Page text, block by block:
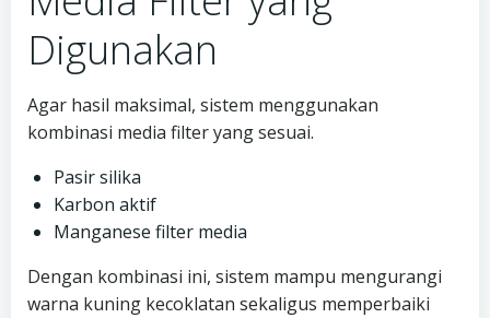
Digunakan
Agar hasil maksimal, sistem menggunakan
kombinasi media filter yang sesuai.
Pasir silika
Karbon aktif
Manganese filter media
Dengan kombinasi ini, sistem mampu mengurangi
warna kuning kecoklatan sekaligus memperbaiki